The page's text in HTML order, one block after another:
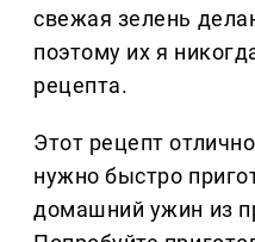
свежая зелень
поэтому их я
рецепта.
Этот рецепт
нужно быстро
домашний ужин из